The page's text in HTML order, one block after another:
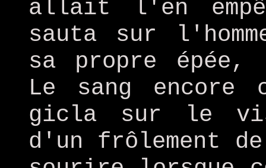
allait l'en
sauta sur
sa propre
Le sang encore
gicla sur le
d'un frôlement